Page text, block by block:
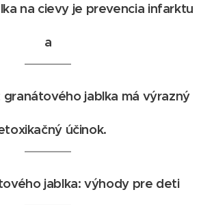
na cievy je prevencia infarktu
a
granátového jablka má výrazný
účinok.
jablka: výhody pre deti